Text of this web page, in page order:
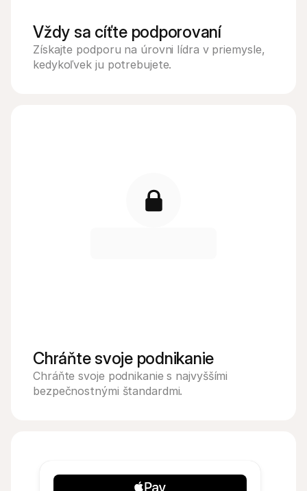
Vždy sa cíťte podporovaní
Získajte podporu na úrovni lídra v priemysle,
kedykoľvek ju potrebujete.
Chráňte svoje podnikanie
Chráňte svoje podnikanie s najvyššími
bezpečnostnými štandardmi.